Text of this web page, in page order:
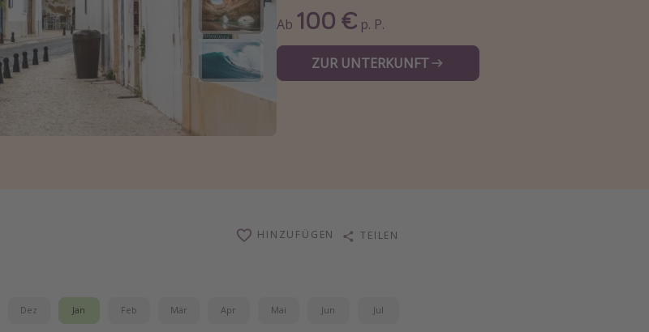
Ab 100 € p. P.
ZUR UNTERKUNFT
HINZUFÜGEN TEILEN
Dez Jan Feb Mär Apr Mai Jun Jul